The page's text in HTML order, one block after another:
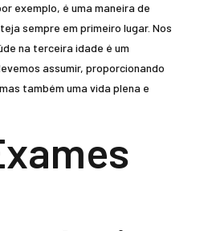
exemplo, é uma maneira de
sempre em primeiro lugar. Nos
na terceira idade é um
assumir, proporcionando
também uma vida plena e